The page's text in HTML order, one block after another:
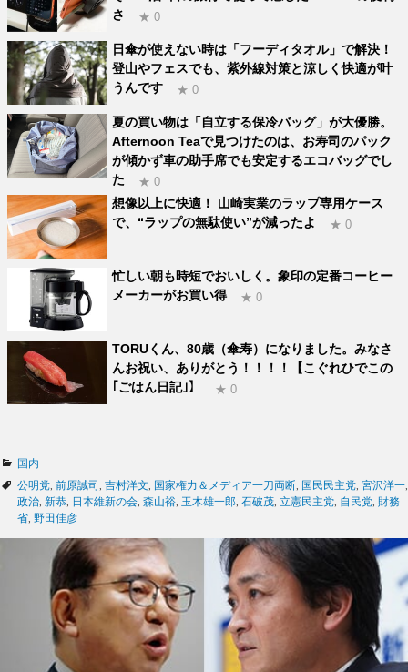
さ
★ 0
日傘が使えない時は「フーディタオル」で解決！
登山やフェスでも、紫外線対策と涼しく快適が叶
うんです
★ 0
夏の買い物は「自立する保冷バッグ」が大優勝。
Afternoon Teaで見つけたのは、お寿司のパック
が傾かず車の助手席でも安定するエコバッグでし
た
★ 0
想像以上に快適！ 山崎実業のラップ専用ケース
で、“ラップの無駄使い”が減ったよ
★ 0
忙しい朝も時短でおいしく。象印の定番コーヒー
メーカーがお買い得
★ 0
TORUくん、80歳（傘寿）になりました。みなさ
んお祝い、ありがとう！！！！【こぐれひでこの
｢ごはん日記｣】
★ 0
カ
テ
ゴ
リ
国内
タ
グ
公明党 前原誠司 吉村洋文 国家権力＆メディア一刀両断 国民民主党 宮沢洋一
政治 新恭 日本維新の会 森山裕 玉木雄一郎 石破茂 立憲民主党 自民党 財務
省 野田佳彦